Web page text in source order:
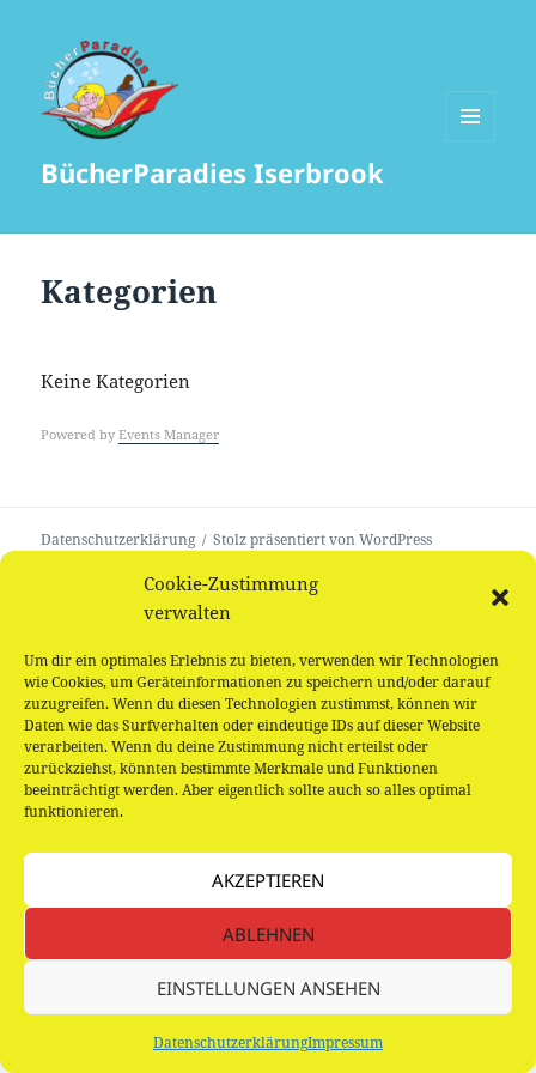
Cookie-Zustimmung
verwalten
Um dir ein optimales Erlebnis zu bieten, verwenden wir Technologien
wie Cookies, um Geräteinformationen zu speichern und/oder darauf
zuzugreifen. Wenn du diesen Technologien zustimmst, können wir
Daten wie das Surfverhalten oder eindeutige IDs auf dieser Website
verarbeiten. Wenn du deine Zustimmung nicht erteilst oder
zurückziehst, könnten bestimmte Merkmale und Funktionen
beeinträchtigt werden. Aber eigentlich sollte auch so alles optimal
funktionieren.
AKZEPTIEREN
ABLEHNEN
EINSTELLUNGEN ANSEHEN
DatenschutzerklärungImpressum
BücherParadies Iserbrook
Kategorien
Keine Kategorien
Powered byEvents Manager
Datenschutzerklärung Stolz präsentiert von WordPress